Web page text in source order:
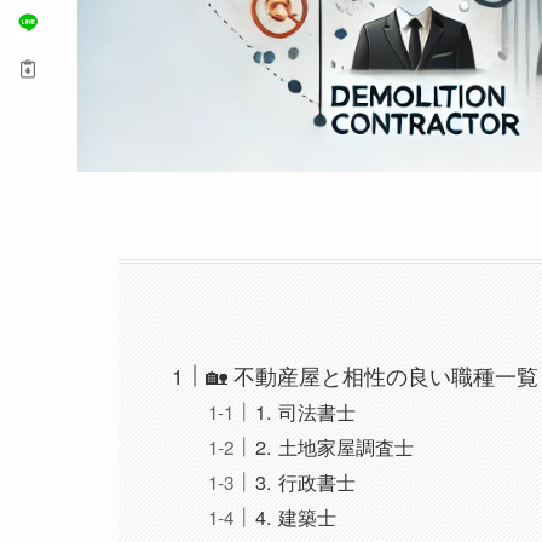
🏡 不動産屋と相性の良い職種一覧
1. 司法書士
2. 土地家屋調査士
3. 行政書士
4. 建築士